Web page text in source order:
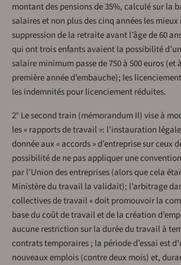
montant des pensions de 35%, calculé sur la
salaires et non plus des cinq années les mieux
suppression de la retraite avant l’âge de 60
qui ont trois enfants avaient la possibilité
salaire minimum passe de 750 à 500 euros (et
première année d’embauche); les
les indemnités pour licenciement réduites.
2° Le second train (mémorandum II) vise à
les « rapports de travail »: l’instauration
donnée aux « accords » d’entreprise sur ceux
possibilité de ne pas appliquer une
par l’Union des entreprises (alors que cela
Ministère du travail la validait); l’arbitrage
collectives de travail « doit promouvoir la
base du coût de travail et de la création
aucune restriction sur la durée du travail à
contrats temporaires ; la période d’essai est
nouveaux emplois (contre deux mois) et,